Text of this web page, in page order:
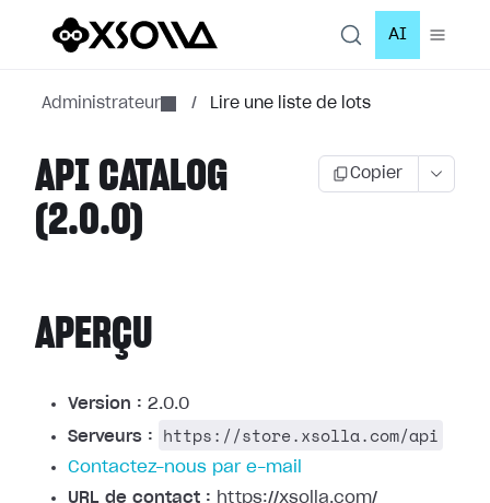
AI
Administrateur / Lire une liste de lots
API CATALOG
(2.0.0)
Copier
APERÇU
Version : 2.0.0
Serveurs :
https://store.xsolla.com/api
Contactez-nous par e-mail
URL de contact : https://xsolla.com/